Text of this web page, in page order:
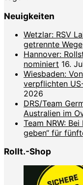
Neuigkeiten
Wetzlar: RSV
getrennte Wege
Hannover:
nominiert 16.
Wiesbaden:
verpflichten
2026
DRS/Team
Australien im
Team NRW:
geben“ für
Rollt.-Shop